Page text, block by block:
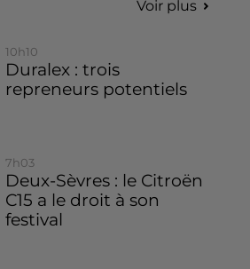
Voir plus
10h10
Duralex : trois
repreneurs potentiels
7h03
Deux-Sèvres : le Citroën
C15 a le droit à son
festival